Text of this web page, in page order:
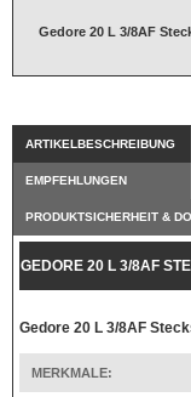
Gedore 20 L 3/8AF
ARTIKELBESCHREIBUNG
EMPFEHLUNGEN
PRODUKTSICHERHEIT &
GEDORE 20 L 3/8AF
Gedore 20 L 3/8AF
MERKMALE: